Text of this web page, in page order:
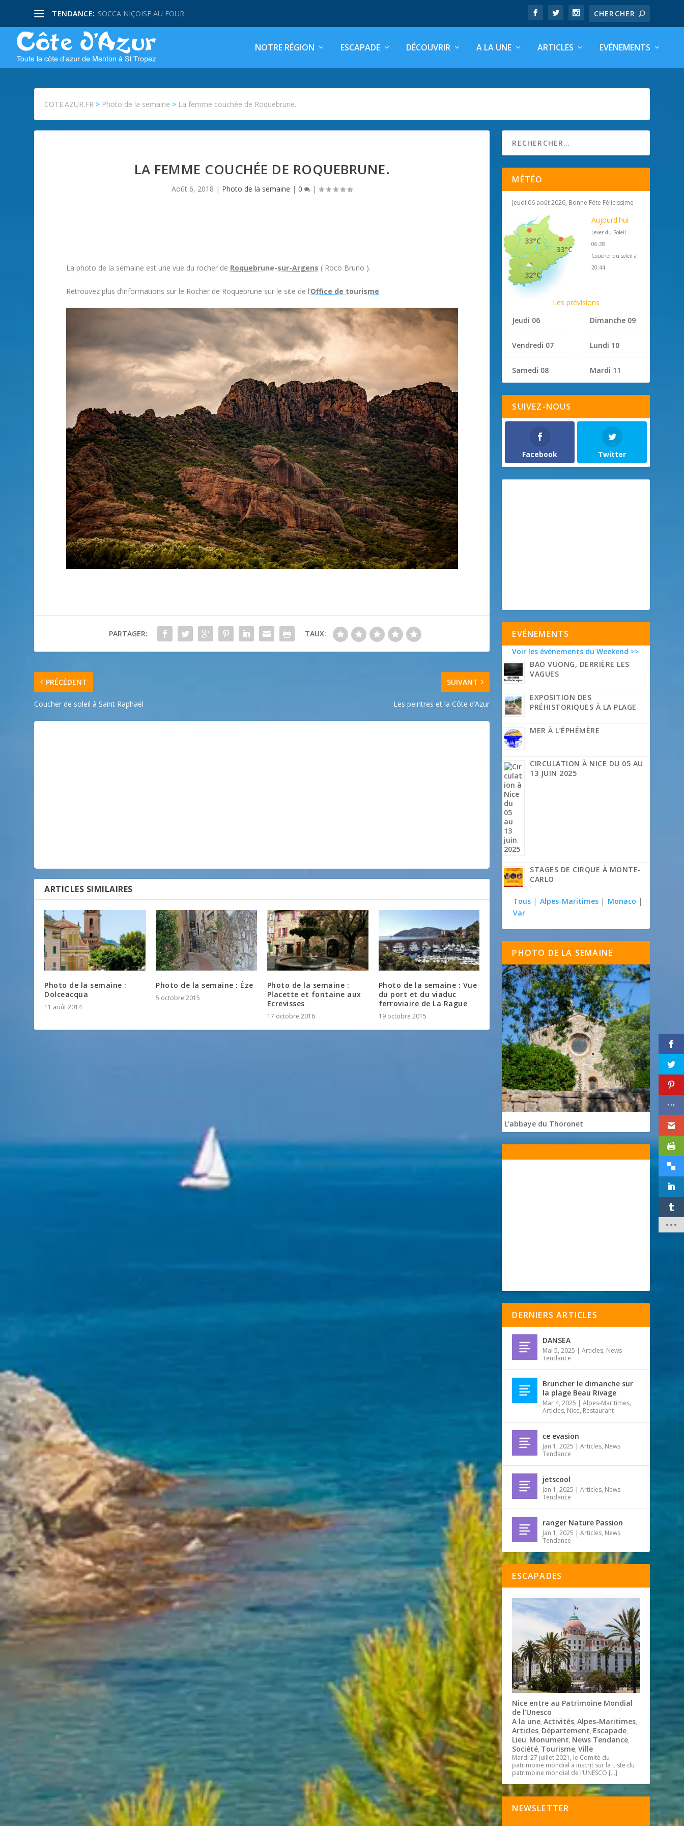
TENDANCE: SOCCA NIÇOISE AU FOUR
NOTRE RÉGION ESCAPADE DÉCOUVRIR A LA UNE ARTICLES EVÉNEMENTS
COTE.AZUR.FR > Photo de la semaine > La femme couchée de Roquebrune.
LA FEMME COUCHÉE DE ROQUEBRUNE.
Août 6, 2018 | Photo de la semaine |0 |
La photo de la semaine est une vue du rocher de Roquebrune-sur-Argens ( Roco Bruno ).
Retrouvez plus d’informations sur le Rocher de Roquebrune sur le site de l’Office de tourisme
PARTAGER: TAUX:
PRÉCÉDENT
Coucher de soleil à Saint Raphaël
SUIVANT
Les peintres et la Côte d’Azur
ARTICLES SIMILAIRES
Photo de la semaine :
Dolceacqua
11 août 2014
Photo de la semaine : Éze
5 octobre 2015
Photo de la semaine :
Placette et fontaine aux
Ecrevisses
17 octobre 2016
Photo de la semaine : Vue
du port et du viaduc
ferroviaire de La Rague
19 octobre 2015
MÉTÉO
Jeudi 06 août 2026, Bonne Fête Félicissime
33°C
33°C
32°C
Aujourd'hui
Lever du Soleil
06:28
Coucher du soleil à
20:44
Les prévisions
Jeudi 06
Vendredi 07
Samedi 08
Dimanche 09
Lundi 10
Mardi 11
SUIVEZ-NOUS
Facebook Twitter
EVÉNEMENTS
Voir les événements du Weekend >>
BAO VUONG, DERRIÈRE LES
VAGUES
EXPOSITION DES
PRÉHISTORIQUES À LA PLAGE
MER À L’ÉPHÉMÈRE
CIRCULATION À NICE DU 05 AU
13 JUIN 2025
STAGES DE CIRQUE À MONTE-
CARLO
Tous | Alpes-Maritimes | Monaco |
Var
PHOTO DE LA SEMAINE
L'abbaye du Thoronet
DERNIERS ARTICLES
DANSEA
Mai 5, 2025 |Articles, News
Tendance
Bruncher le dimanche sur
la plage Beau Rivage
Mar 4, 2025 |Alpes-Maritimes,
Articles, Nice, Restaurant
ce evasion
Jan 1, 2025 |Articles, News
Tendance
jetscool
Jan 1, 2025 |Articles, News
Tendance
ranger Nature Passion
Jan 1, 2025 |Articles, News
Tendance
ESCAPADES
Nice entre au Patrimoine Mondial
de l’Unesco
A la une,Activités,Alpes-Maritimes,
Articles, Département, Escapade,
Lieu, Monument, News Tendance,
Société, Tourisme,Ville
Mardi 27 juillet 2021, le Comité du
patrimoine mondial a inscrit sur la Liste du
patrimoine mondial de l’UNESCO […]
NEWSLETTER